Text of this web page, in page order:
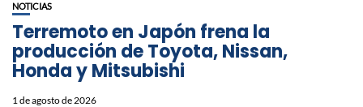
NOTICIAS
Terremoto en Japón frena la
producción de Toyota, Nissan,
Honda y Mitsubishi
1 de agosto de 2026